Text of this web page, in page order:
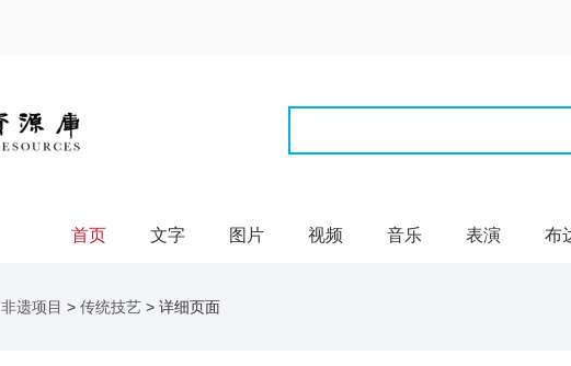
首页 文字 图片 视频 音乐 表演 布
非遗项目 > 传统技艺 > 详细页面